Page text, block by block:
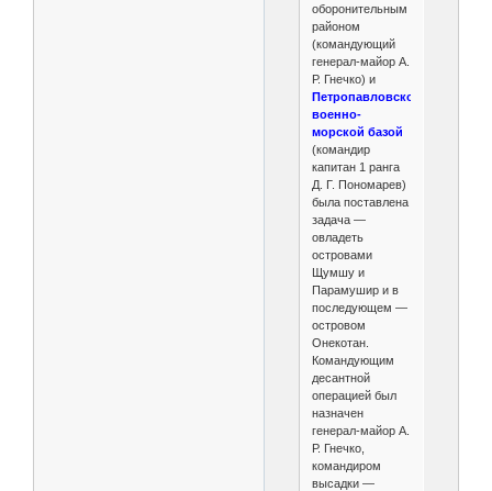
оборонительным
районом
(командующий
генерал-майор А.
Р. Гнечко) и
Петропавловской
военно-
морской базой
(командир
капитан 1 ранга
Д. Г. Пономарев)
была поставлена
задача —
овладеть
островами
Щумшу и
Парамушир и в
последующем —
островом
Онекотан.
Командующим
десантной
операцией был
назначен
генерал-майор А.
Р. Гнечко,
командиром
высадки —